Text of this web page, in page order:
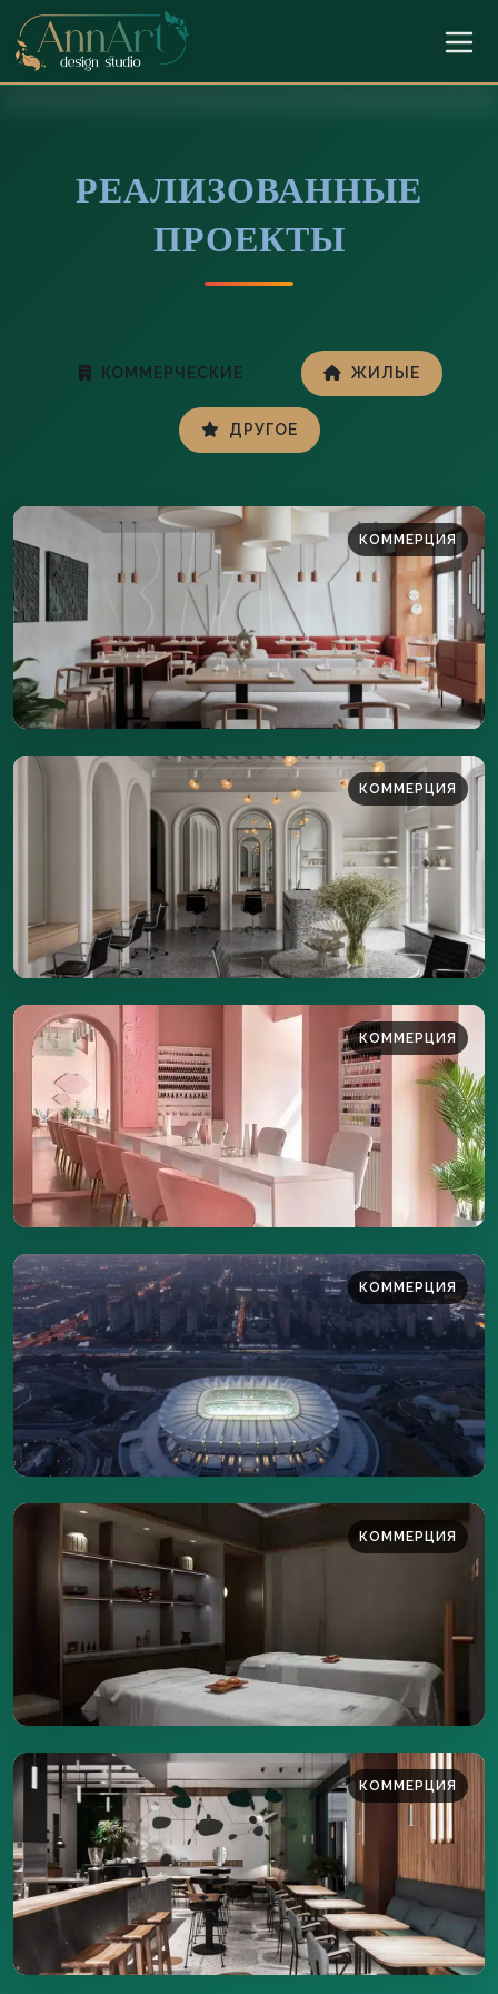
РЕАЛИЗОВАННЫЕ
ПРОЕКТЫ
КОММЕРЧЕСКИЕ ЖИЛЫЕ
ДРУГОЕ
КОММЕРЦИЯ
350 м²
ПОДРОБНЕЕ
КОММЕРЦИЯ
200 м²
ПОДРОБНЕЕ
КОММЕРЦИЯ
350 м²
ПОДРОБНЕЕ
КОММЕРЦИЯ
3500 м²
ПОДРОБНЕЕ
КОММЕРЦИЯ
ПОДРОБНЕЕ
КОММЕРЦИЯ
ПОДРОБНЕЕ